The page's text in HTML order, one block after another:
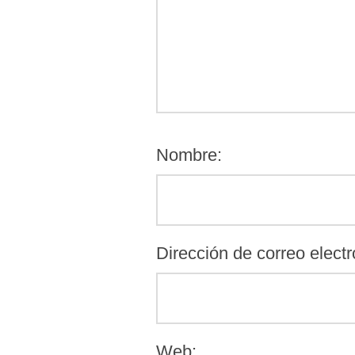
Nombre:
Dirección de correo